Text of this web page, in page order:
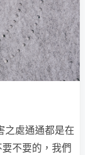
之處通通都是在
不要的，我們